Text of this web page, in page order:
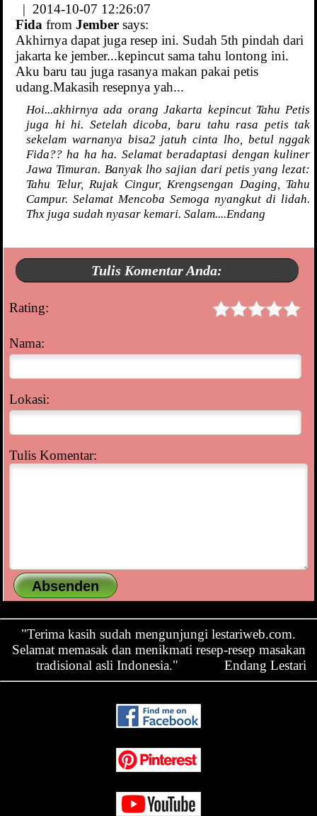
| 2014-10-07 12:26:07
Fida from Jember says:
Akhirnya dapat juga resep ini. Sudah 5th pindah dari
jakarta ke jember...kepincut sama tahu lontong ini.
Aku baru tau juga rasanya makan pakai petis
udang.Makasih resepnya yah...
Hoi...akhirnya ada orang Jakarta kepincut Tahu Petis
juga hi hi. Setelah dicoba, baru tahu rasa petis tak
sekelam warnanya bisa2 jatuh cinta lho, betul nggak
Fida?? ha ha ha. Selamat beradaptasi dengan kuliner
Jawa Timuran. Banyak lho sajian dari petis yang lezat:
Tahu Telur, Rujak Cingur, Krengsengan Daging, Tahu
Campur. Selamat Mencoba Semoga nyangkut di lidah.
Thx juga sudah nyasar kemari. Salam....Endang
Tulis Komentar Anda:
Rating:
Nama:
Lokasi:
Tulis Komentar:
"Terima kasih sudah mengunjungi lestariweb.com.
Selamat memasak dan menikmati resep-resep masakan
tradisional asli Indonesia."
Endang Lestari